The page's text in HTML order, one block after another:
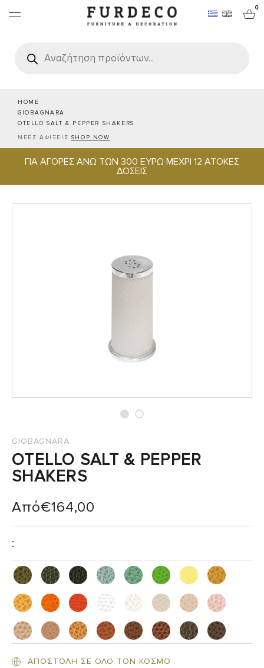
0
search
HOME
GIOBAGNARA
OTELLO SALT & PEPPER SHAKERS
ΝΕΕΣ ΑΦΙΞΕΙΣ SHOP NOW
ΓΙΑ ΑΓΟΡΕΣ ΑΝΩ ΤΩΝ 300 ΕΥΡΩ ΜΕΧΡΙ 12 ΑΤΟΚΕΣ
ΔΟΣΕΙΣ
ΕΠΙΠΛΑ
ΧΑΛΙΑ
ΕΙΔΗ ΣΕΡΒΙΡΙΣΜΑΤΟΣ & ΦΙΛΟΞΕΝΙΑΣ
GIOBAGNARA
OTELLO SALT & PEPPER
SHAKERS
Από€164,00
:
ΑΠΟΣΤΟΛΗ ΣΕ ΟΛΟ ΤΟΝ ΚΟΣΜΟ